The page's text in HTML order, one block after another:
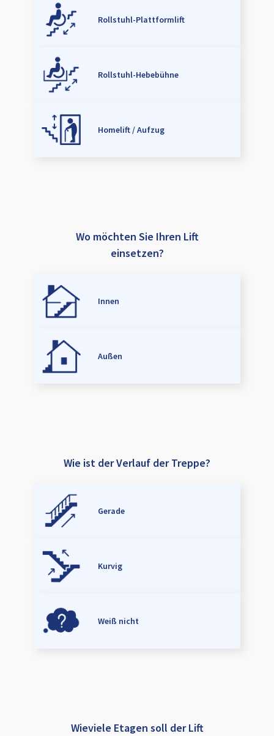
Rollstuhl-Plattformlift
Rollstuhl-Hebebühne
Homelift / Aufzug
Wo möchten Sie Ihren Lift
einsetzen?
Innen
Außen
Wie ist der Verlauf der Treppe?
Gerade
Kurvig
Weiß nicht
Wieviele Etagen soll der Lift